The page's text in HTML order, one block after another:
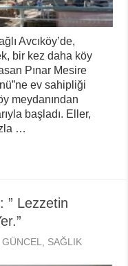
Avcıköy’de,
bir kez daha köy
Pınar Mesire
ev sahipliği
meydanından
başladı. Eller,
…
” Lezzetin
,GÜNCEL
SAĞLIK